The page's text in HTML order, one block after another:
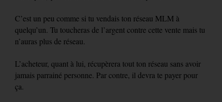
C’est un peu comme si tu vendais ton réseau MLM à
quelqu’un. Tu toucheras de l’argent contre cette vente mais tu
n’auras plus de réseau.
L’acheteur, quant à lui, récupèrera tout ton réseau sans avoir
jamais parrainé personne. Par contre, il devra te payer pour
ça.